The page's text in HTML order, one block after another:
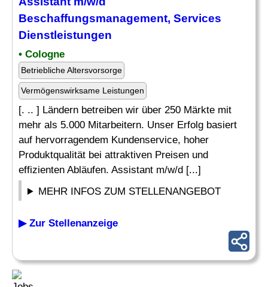
Beschaffungsmanagement, Services
Dienstleistungen
• Cologne
Betriebliche Altersvorsorge
Vermögenswirksame Leistungen
[. .. ] Ländern betreiben wir über 250 Märkte mit
mehr als 5.000 Mitarbeitern. Unser Erfolg basiert
auf hervorragendem Kundenservice, hoher
Produktqualität bei attraktiven Preisen und
effizienten Abläufen. Assistant m/w/d [...]
MEHR INFOS ZUM STELLENANGEBOT
▶ Zur Stellenanzeige